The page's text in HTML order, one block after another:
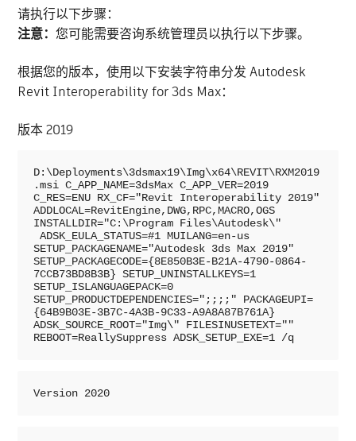
请执行以下步骤：
注意：您可能需要咨询系统管理员以执行以下步骤。
根据您的版本，使用以下安装字符串分发 Autodesk
Revit Interoperability for 3ds Max：
版本 2019
D:\Deployments\3dsmax19\Img\x64\REVIT\RXM2019
.msi C_APP_NAME=3dsMax C_APP_VER=2019
C_RES=ENU RX_CF="Revit Interoperability 2019"
ADDLOCAL=RevitEngine,DWG,RPC,MACRO,OGS
INSTALLDIR="C:\Program Files\Autodesk\"
ADSK_EULA_STATUS=#1 MUILANG=en-us
SETUP_PACKAGENAME="Autodesk 3ds Max 2019"
SETUP_PACKAGECODE={8E850B3E-B21A-4790-0864-
7CCB73BD8B3B} SETUP_UNINSTALLKEYS=1
SETUP_ISLANGUAGEPACK=0
SETUP_PRODUCTDEPENDENCIES=";;;;" PACKAGEUPI=
{64B9B03E-3B7C-4A3B-9C33-A9A8A87B761A}
ADSK_SOURCE_ROOT="Img\" FILESINUSETEXT=""
REBOOT=ReallySuppress ADSK_SETUP_EXE=1 /q
Version 2020